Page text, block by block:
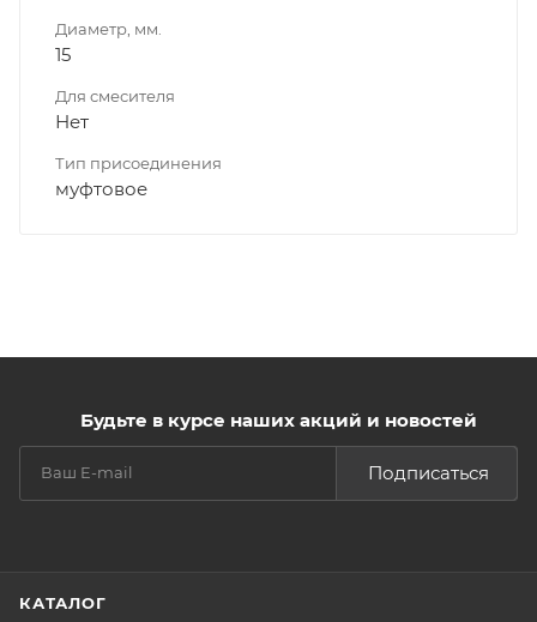
Диаметр, мм.
15
Для смесителя
Нет
Тип присоединения
муфтовое
Будьте в курсе наших акций и новостей
Подписаться
КАТАЛОГ